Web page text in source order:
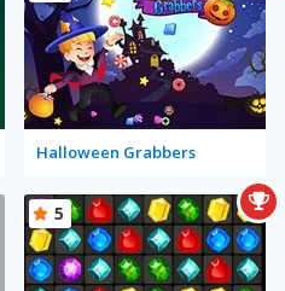
Halloween Grabbers
5